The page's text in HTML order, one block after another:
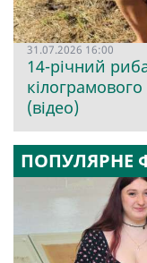
31.07.2026 16:00
14-річний
(відео)
ПОПУЛЯРНЕ